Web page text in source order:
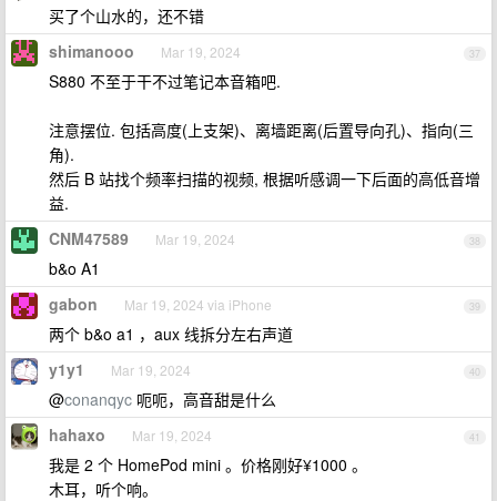
买了个山水的，还不错
37
shimanooo Mar 19, 2024
S880 不至于干不过笔记本音箱吧.
注意摆位. 包括高度(上支架)、离墙距离(后置导向孔)、指向(三
角).
然后 B 站找个频率扫描的视频, 根据听感调一下后面的高低音增
益.
38
CNM47589 Mar 19, 2024
b&o A1
39
gabon Mar 19, 2024 via iPhone
两个 b&o a1 ，aux 线拆分左右声道
40
y1y1 Mar 19, 2024
@conanqyc 呃呃，高音甜是什么
41
hahaxo Mar 19, 2024
我是 2 个 HomePod mini 。价格刚好¥1000 。
木耳，听个响。